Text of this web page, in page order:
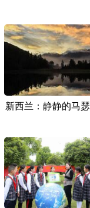
新西兰：静静的马